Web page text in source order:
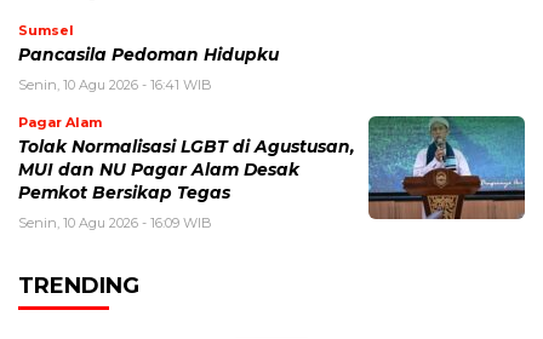
Sumsel
Pancasila Pedoman Hidupku
Senin, 10 Agu 2026 - 16:41 WIB
Pagar Alam
Tolak Normalisasi LGBT di Agustusan,
MUI dan NU Pagar Alam Desak
Pemkot Bersikap Tegas
Senin, 10 Agu 2026 - 16:09 WIB
TRENDING